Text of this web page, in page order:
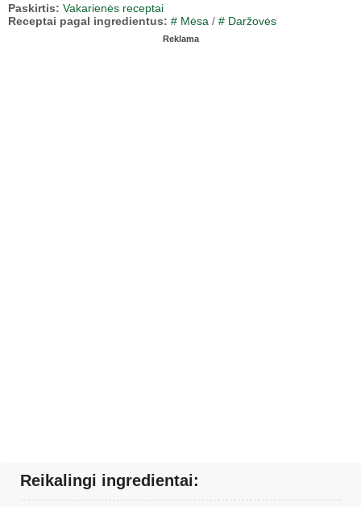
Paskirtis: Vakarienės receptai
Receptai pagal ingredientus: # Mėsa / # Daržovės
Reklama
Reikalingi ingredientai: